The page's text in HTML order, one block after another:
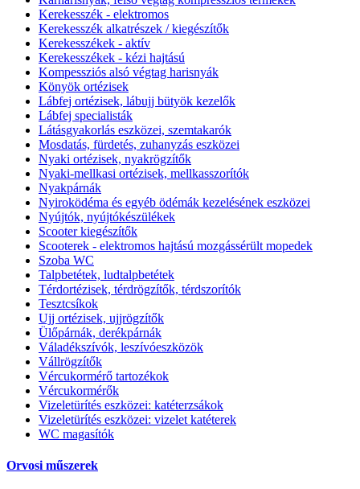
Kerekesszék - elektromos
Kerekesszék alkatrészek / kiegészítők
Kerekesszékek - aktív
Kerekesszékek - kézi hajtású
Kompessziós alsó végtag harisnyák
Könyök ortézisek
Lábfej ortézisek, lábujj bütyök kezelők
Lábfej specialisták
Látásgyakorlás eszközei, szemtakarók
Mosdatás, fürdetés, zuhanyzás eszközei
Nyaki ortézisek, nyakrögzítők
Nyaki-mellkasi ortézisek, mellkasszorítók
Nyakpárnák
Nyiroködéma és egyéb ödémák kezelésének eszközei
Nyújtók, nyújtókészülékek
Scooter kiegészítők
Scooterek - elektromos hajtású mozgássérült mopedek
Szoba WC
Talpbetétek, ludtalpbetétek
Térdortézisek, térdrögzítők, térdszorítók
Tesztcsíkok
Ujj ortézisek, ujjrögzítők
Ülőpárnák, derékpárnák
Váladékszívók, leszívóeszközök
Vállrögzítők
Vércukormérő tartozékok
Vércukormérők
Vizeletürítés eszközei: katéterzsákok
Vizeletürítés eszközei: vizelet katéterek
WC magasítók
Orvosi műszerek